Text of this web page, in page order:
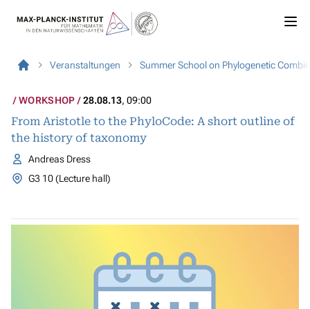
Veranstaltungen Summer School on Phylogenetic
WORKSHOP 28.08.13, 09:00
From Aristotle to the PhyloCode: A short outline of
the history of taxonomy
Andreas Dress
G3 10 (Lecture hall)